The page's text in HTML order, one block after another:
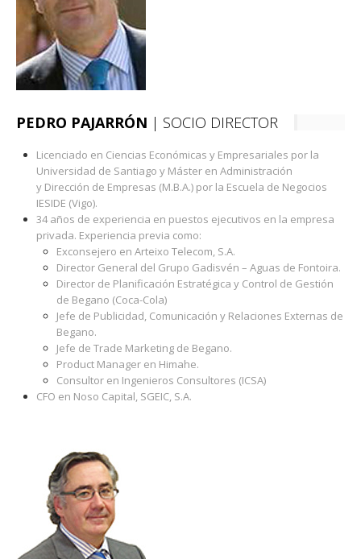
PEDRO PAJARRÓN | SOCIO DIRECTOR
Licenciado en Ciencias Económicas y Empresariales por la
Universidad de Santiago y Máster en Administración
y Dirección de Empresas (M.B.A.) por la Escuela de Negocios
IESIDE (Vigo).
34 años de experiencia en puestos ejecutivos en la empresa
privada. Experiencia previa como:
Exconsejero en Arteixo Telecom, S.A.
Director General del Grupo Gadisvén – Aguas de Fontoira.
Director de Planificación Estratégica y Control de Gestión
de Begano (Coca-Cola)
Jefe de Publicidad, Comunicación y Relaciones Externas de
Begano.
Jefe de Trade Marketing de Begano.
Product Manager en Himahe.
Consultor en Ingenieros Consultores (ICSA)
CFO en Noso Capital, SGEIC, S.A.